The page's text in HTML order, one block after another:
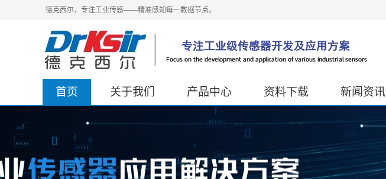
德克西尔，专注工业传感——精准感知每一数据节点。
首页 关于我们 产品中心 资料下载 新闻资讯